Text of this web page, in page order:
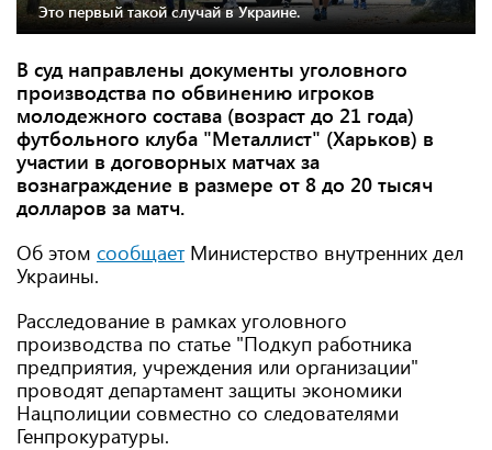
Это первый такой случай в Украине.
В суд направлены документы уголовного
производства по обвинению игроков
молодежного состава (возраст до 21 года)
футбольного клуба "Металлист" (Харьков) в
участии в договорных матчах за
вознаграждение в размере от 8 до 20 тысяч
долларов за матч.
Об этом сообщаетМинистерство внутренних дел
Украины.
Расследование в рамках уголовного
производства по статье "Подкуп работника
предприятия, учреждения или организации"
проводят департамент защиты экономики
Нацполиции совместно со следователями
Генпрокуратуры.